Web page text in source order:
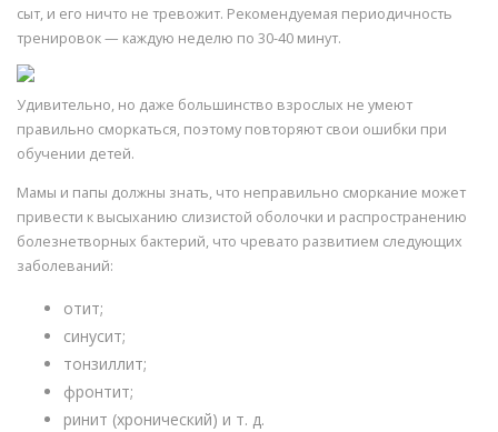
сыт, и его ничто не тревожит. Рекомендуемая периодичность
тренировок — каждую неделю по 30-40 минут.
Удивительно, но даже большинство взрослых не умеют
правильно сморкаться, поэтому повторяют свои ошибки при
обучении детей.
Мамы и папы должны знать, что неправильно сморкание может
привести к высыханию слизистой оболочки и распространению
болезнетворных бактерий, что чревато развитием следующих
заболеваний:
отит;
синусит;
тонзиллит;
фронтит;
ринит (хронический) и т. д.